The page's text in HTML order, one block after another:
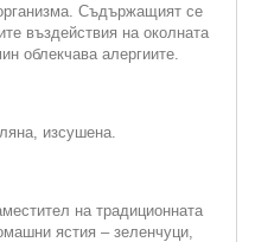
Съдържащият се
въздействия на околната
облекчава алергиите.
изсушена.
на традиционната
ястия – зеленчуци,